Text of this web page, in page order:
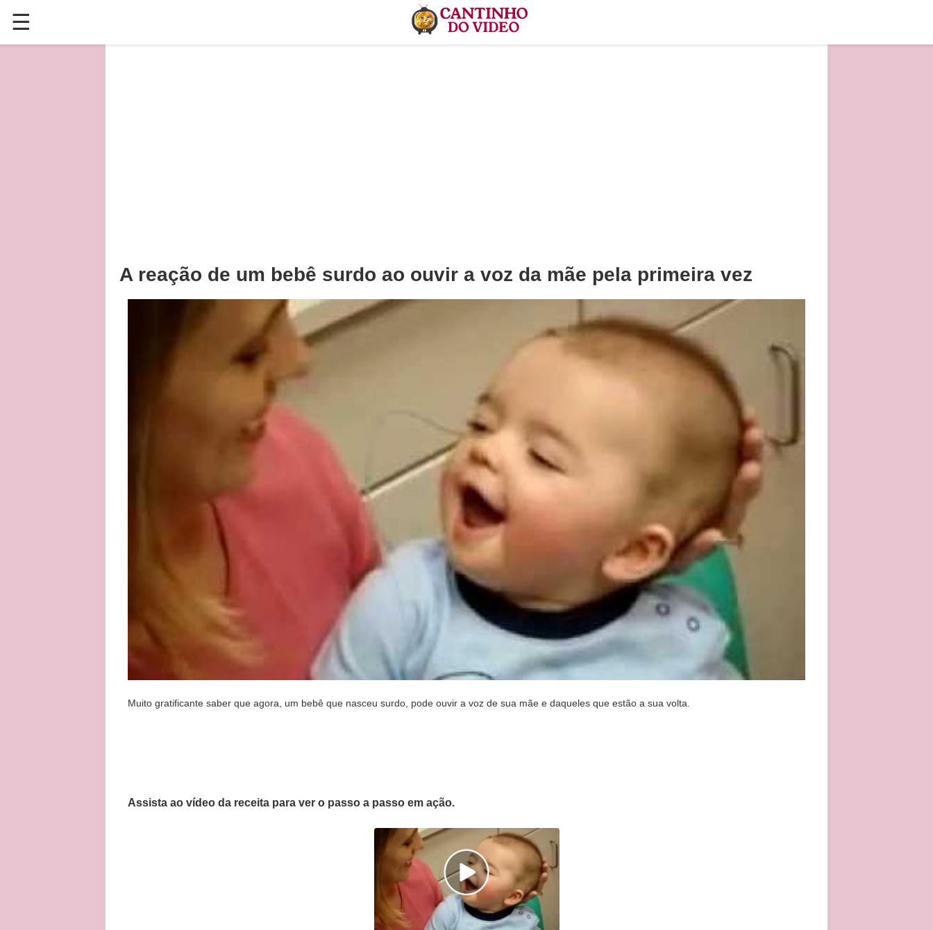
☰
✕
A reação de um bebê surdo ao ouvir a voz da mãe pela primeira vez
Muito gratificante saber que agora, um bebê que nasceu surdo, pode ouvir a voz de sua mãe e daqueles que estão a sua volta.
Assista ao vídeo da receita para ver o passo a passo em ação.